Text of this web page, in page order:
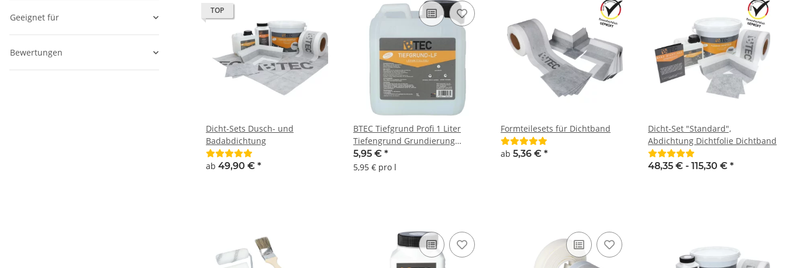
TOP
Dicht-Sets Dusch- und
Badabdichtung
ab 49,90 € *
BTEC Tiefgrund Profi 1 Liter
Tiefengrund Grundierung
Haftbrücke für saugenden
mineralische Untergründe
5,95 € *
5,95 € pro l
Formteilesets für Dichtband
ab 5,36 € *
Dicht-Set "Standard",
Abdichtung Dichtfolie Dichtband
48,35 € - 115,30 € *
Geeignet für
Bewertungen